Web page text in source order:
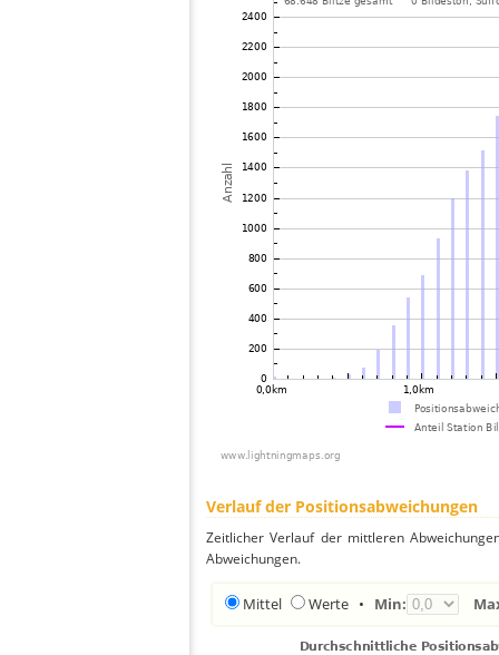
Verlauf der Positionsabweichungen
Zeitlicher Verlauf der mittleren
Abweichungen.
Mittel Werte • Min: